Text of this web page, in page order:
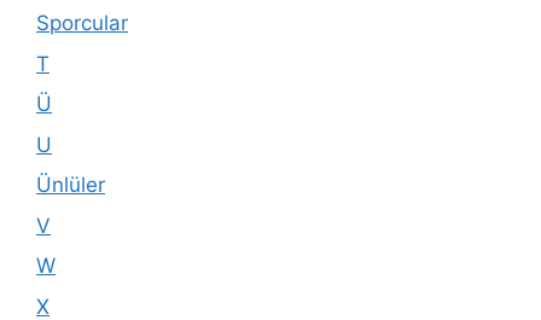
Sporcular
T
Ü
U
Ünlüler
V
W
X